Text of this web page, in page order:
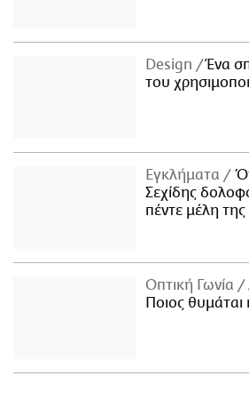
Design
Ένα
του
Εγκλήματα
Σεχίδης
πέντε μέλη της
Οπτική Γωνία
Ποιος θυμάται